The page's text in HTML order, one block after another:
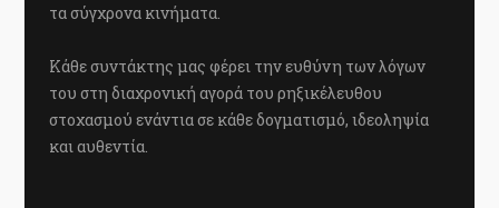
τα σύγχρονα κινήματα.
Κάθε συντάκτης μας φέρει την ευθύνη των λόγων
του στη διαχρονική αγορά του ρηξικέλευθου
στοχασμού ενάντια σε κάθε δογματισμό, ιδεοληψία
και αυθεντία.